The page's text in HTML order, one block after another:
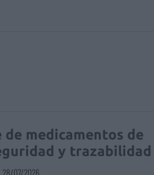
medicamentos de
y trazabilidad
28/07/2026